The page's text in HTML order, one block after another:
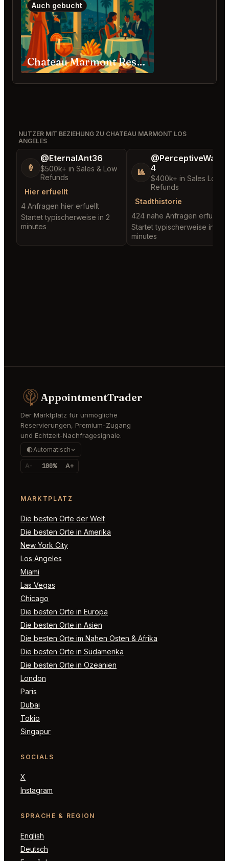
Auch gebucht
Chateau Marmont Restaurant Los Angeles
NUTZER MIT BEZIEHUNG ZU CHATEAU MARMONT LOS
ANGELES
🍦
@EternalAnt36
$500k+ in Sales & Low
Refunds
Hier erfuellt
4 Anfragen hier erfuellt
Startet typischerweise in 2
minutes
🎱
4
$400k+ in Sales Low
Refunds
Stadthistorie
424 nahe Anfragen erfuellt
Startet typischerweise in 2
minutes
AppointmentTrader
Der Marktplatz für unmögliche
Reservierungen, Premium-Zugang
und Echtzeit-Nachfragesignale.
Automatisch
A- 100% A+
MARKTPLATZ
Die besten Orte der Welt
Die besten Orte in Amerika
New York City
Los Angeles
Miami
Las Vegas
Chicago
Die besten Orte in Europa
Die besten Orte in Asien
Die besten Orte im Nahen Osten & Afrika
Die besten Orte in Südamerika
Die besten Orte in Ozeanien
London
Paris
Dubai
Tokio
Singapur
SOCIALS
X
Instagram
SPRACHE & REGION
English
Deutsch